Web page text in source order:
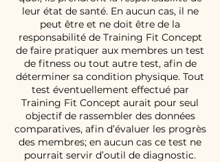
leur état de santé. En aucun cas, il ne
peut être et ne doit être de la
responsabilité de Training Fit Concept
de faire pratiquer aux membres un test
de fitness ou tout autre test, afin de
déterminer sa condition physique. Tout
test éventuellement effectué par
Training Fit Concept aurait pour seul
objectif de rassembler des données
comparatives, afin d’évaluer les progrès
des membres; en aucun cas ce test ne
pourrait servir d’outil de diagnostic.